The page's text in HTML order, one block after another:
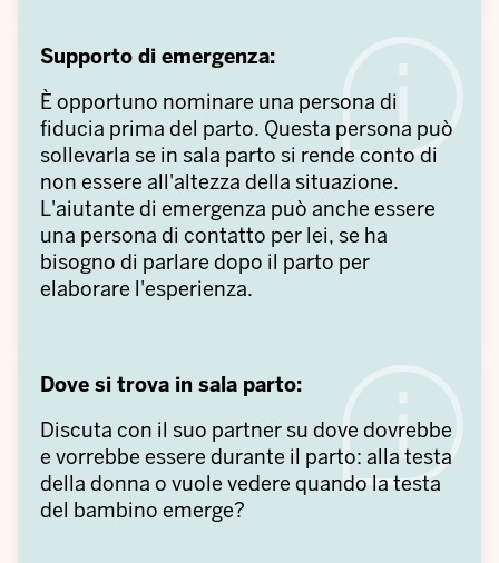
Supporto di emergenza:
È opportuno nominare una persona di
fiducia prima del parto. Questa persona può
sollevarla se in sala parto si rende conto di
non essere all'altezza della situazione.
L'aiutante di emergenza può anche essere
una persona di contatto per lei, se ha
bisogno di parlare dopo il parto per
elaborare l'esperienza.
Dove si trova in sala parto:
Discuta con il suo partner su dove dovrebbe
e vorrebbe essere durante il parto: alla testa
della donna o vuole vedere quando la testa
del bambino emerge?